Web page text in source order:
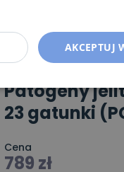
Patogeny
23 gatunki
Cena
789 zł
AKCEPTUJ